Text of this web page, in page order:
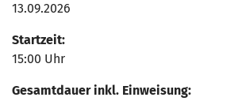
13.09.2026
Startzeit:
15:00 Uhr
Gesamtdauer inkl. Einweisung: